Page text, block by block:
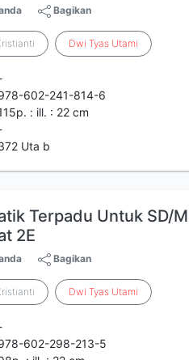
Bagikan
Dwi Tyas Utami
602-241-814-6
: ill. : 22 cm
Uta b
Terpadu Untuk SD/
2E
Bagikan
Dwi Tyas Utami
602-298-213-5